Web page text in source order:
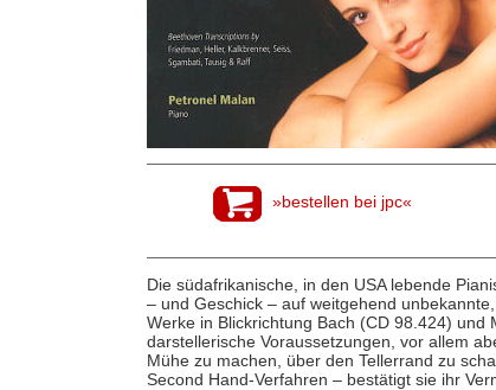
»bestellen bei jpc«
Die südafrikanische, in den USA lebende
– und Geschick – auf weitgehend
Werke in Blickrichtung Bach (CD 98.424)
darstellerische Voraussetzungen, vor allem
Mühe zu machen, über den Tellerrand zu
Second Hand-Verfahren – bestätigt sie ihr